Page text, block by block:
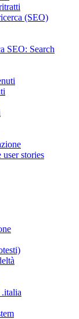
(SEO)
SEO: Search
stories